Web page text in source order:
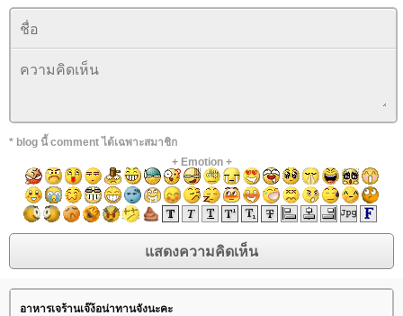
* blog นี้ comment ได้เฉพาะสมาชิก
+ Emotion+
อาหารเจร้านเจ๊ง้อน่าทานจังนะคะ